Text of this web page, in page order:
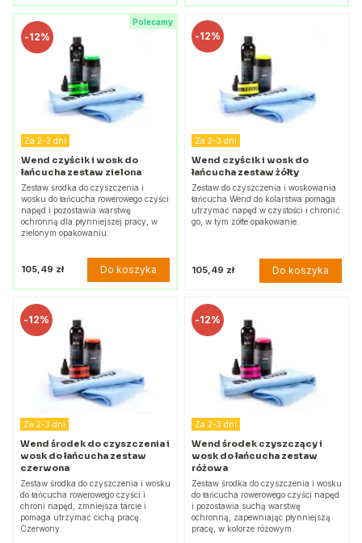
Polecamy
-12%
Za 2-3 dni
Wend czyścik i wosk do
łańcucha zestaw zielona
Zestaw środka do czyszczenia i
wosku do łańcucha rowerowego czyści
napęd i pozostawia warstwę
ochronną dla płynniejszej pracy, w
zielonym opakowaniu.
105,49 zł Do koszyka
-12%
Za 2-3 dni
Wend czyścik i wosk do
łańcucha zestaw żółty
Zestaw do czyszczenia i woskowania
łańcucha Wend do kolarstwa pomaga
utrzymać napęd w czystości i chronić
go, w tym żółte opakowanie.
105,49 zł Do koszyka
-12%
Za 2-3 dni
Wend środek do czyszczenia i
wosk do łańcucha zestaw
czerwona
Zestaw środka do czyszczenia i wosku
do łańcucha rowerowego czyści i
chroni napęd, zmniejsza tarcie i
pomaga utrzymać cichą pracę.
Czerwony.
-12%
Za 2-3 dni
Wend środek czyszczący i
wosk do łańcucha zestaw
różowa
Zestaw środka do czyszczenia i wosku
do łańcucha rowerowego czyści napęd
i pozostawia suchą warstwę
ochronną, zapewniając płynniejszą
pracę, w kolorze różowym.